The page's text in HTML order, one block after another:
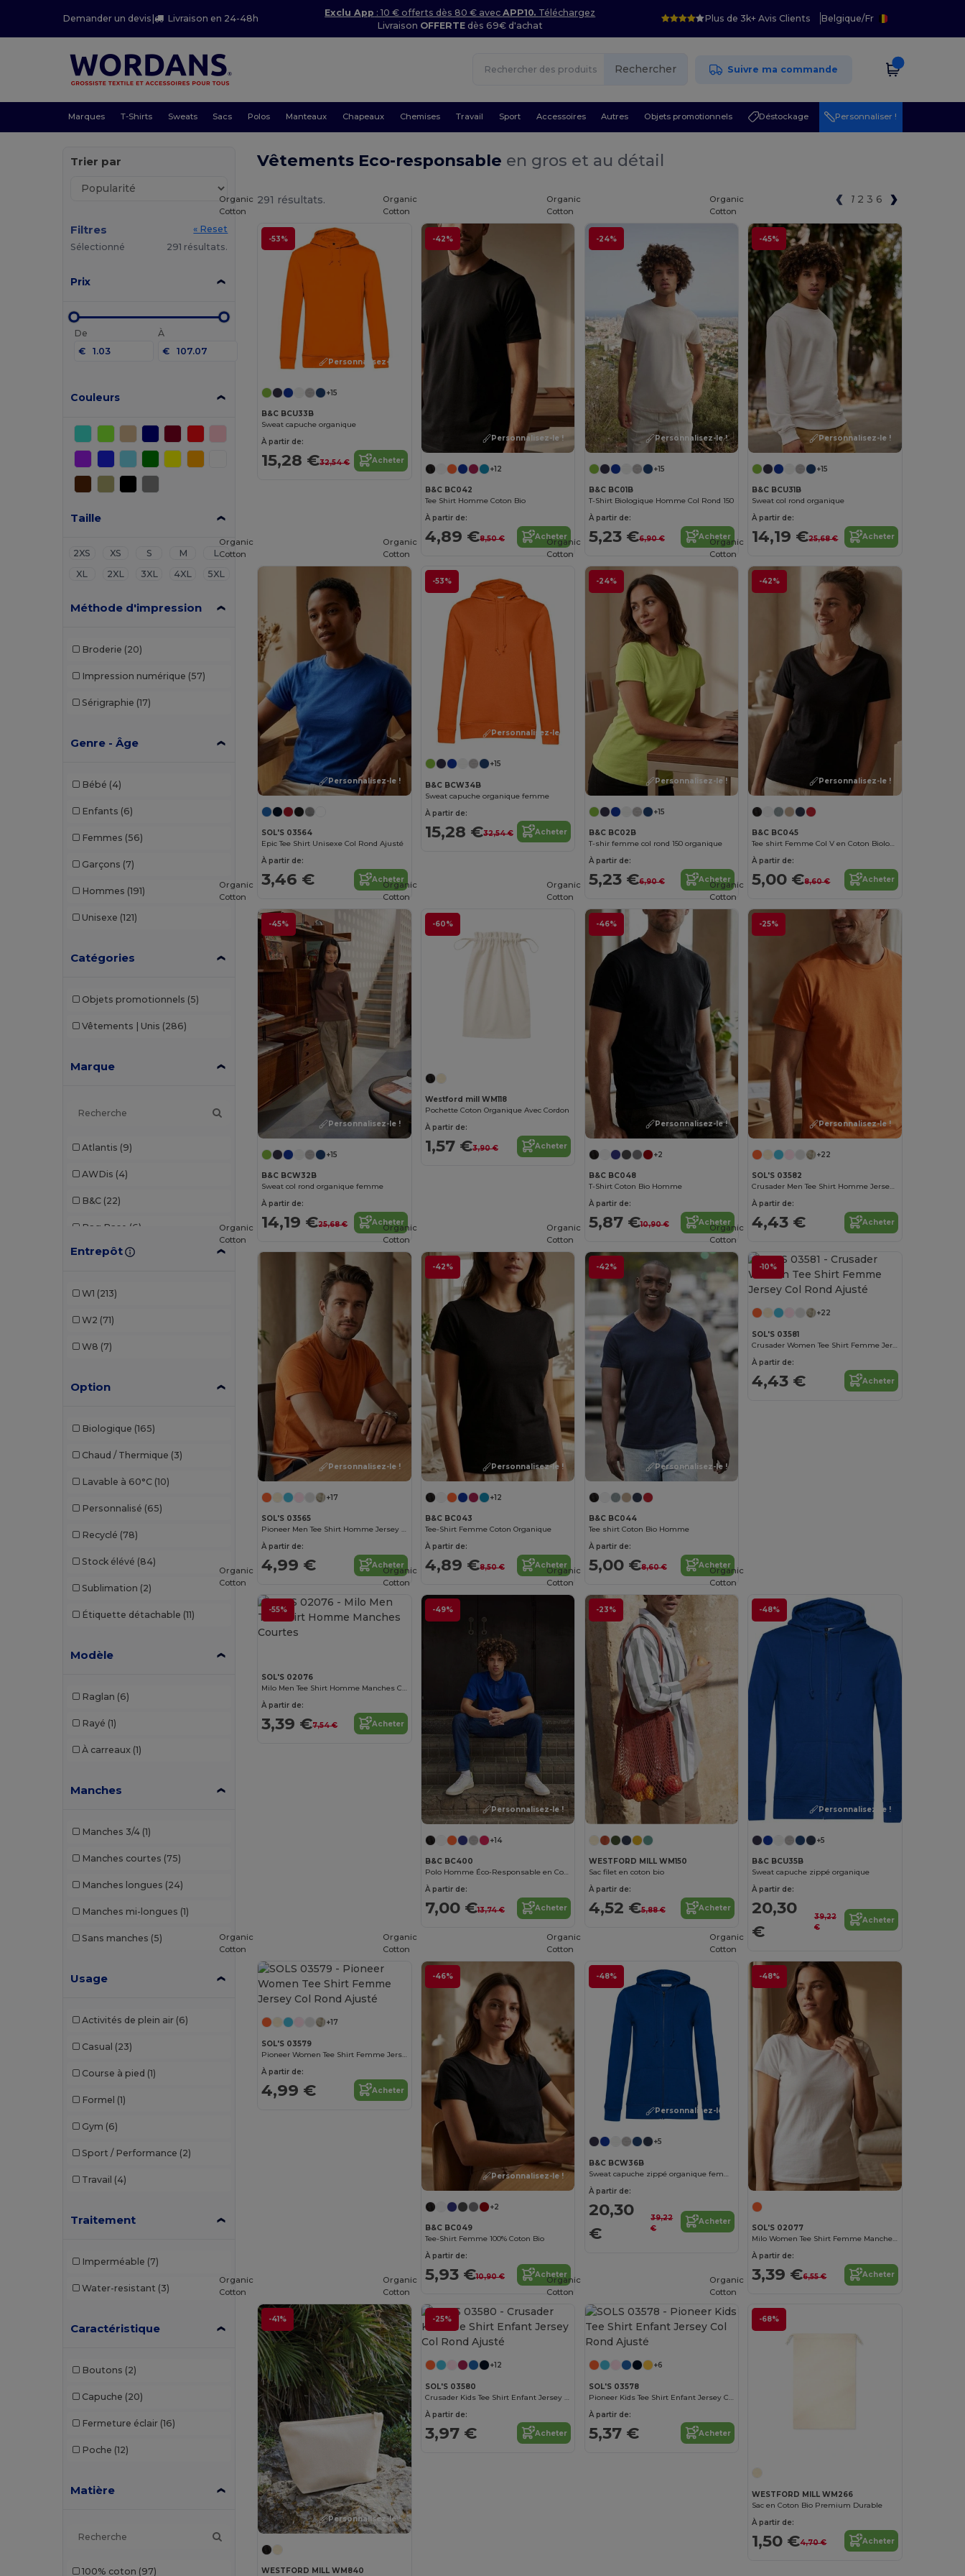
Demander un devis | Livraison en 24-48h
Exclu App : 10 € offerts dès 80 € avecAPP10. Téléchargez
Livraison OFFERTE dès 69€ d'achat
Plus de 3k+ Avis Clients Belgique/Fr
Rechercher Suivre ma commande
Marques T-Shirts Sweats Sacs Polos Manteaux Chapeaux Chemises Travail Sport Accessoires Autres Objets promotionnels Déstockage Personnaliser !
Trier par
Filtres
« Reset
Sélectionné
291 résultats.
Prix
De
€
À
€
Couleurs
Taille
2XS XS S M
L
XL
2XL 3XL 4XL 5XL
Méthode d'impression
Broderie (20)
Impression numérique (57)
Sérigraphie (17)
Genre - Âge
Bébé (4)
Enfants (6)
Femmes (56)
Garçons (7)
Hommes (191)
Unisexe (121)
Catégories
Objets promotionnels (5)
Vêtements | Unis (286)
Marque
Atlantis (9)
AWDis (4)
B&C (22)
Bag Base (6)
Beechfield (4)
Flexfit
Russell
Velilla (1)
Entrepôt
W1 (213)
W2 (71)
W8 (7)
Option
Biologique (165)
Chaud / Thermique (3)
Lavable à 60°C (10)
Personnalisé (65)
Recyclé (78)
Stock élévé (84)
Sublimation (2)
Étiquette détachable (11)
Modèle
Raglan (6)
Rayé (1)
À carreaux (1)
Manches
Manches 3/4 (1)
Manches courtes (75)
Manches longues (24)
Manches mi-longues (1)
Sans manches (5)
Usage
Activités de plein air (6)
Casual (23)
Course à pied (1)
Formel (1)
Gym (6)
Sport / Performance (2)
Travail (4)
Traitement
Imperméable (7)
Water-resistant (3)
Caractéristique
Boutons (2)
Capuche (20)
Fermeture éclair (16)
Poche (12)
Matière
100% coton (97)
Vêtements Eco-responsable en gros et au détail
291 résultats. 1 2 3 6
-53%
Organic
Cotton
Personnalisez-le !
+15
B&C BCU33B
Sweat capuche organique
À partir de:
15,28 €32,54 € Acheter
-42%
Organic
Cotton
Personnalisez-le !
+12
B&C BC042
Tee Shirt Homme Coton Bio
À partir de:
4,89 €8,50 € Acheter
-24%
Organic
Cotton
Personnalisez-le !
+15
B&C BC01B
T-Shirt Biologique Homme Col Rond 150
À partir de:
5,23 €6,90 € Acheter
-45%
Organic
Cotton
Personnalisez-le !
+15
B&C BCU31B
Sweat col rond organique
À partir de:
14,19 €25,68 € Acheter
Organic
Cotton
Personnalisez-le !
SOL'S 03564
Epic Tee Shirt Unisexe Col Rond Ajusté
À partir de:
3,46 € Acheter
-53%
Organic
Cotton
Personnalisez-le !
+15
B&C BCW34B
Sweat capuche organique femme
À partir de:
15,28 €32,54 € Acheter
-24%
Organic
Cotton
Personnalisez-le !
+15
B&C BC02B
T-shir femme col rond 150 organique
À partir de:
5,23 €6,90 € Acheter
-42%
Organic
Cotton
Personnalisez-le !
B&C BC045
Tee shirt Femme Col V en Coton Biologique
À partir de:
5,00 €8,60 € Acheter
-45%
Organic
Cotton
Personnalisez-le !
+15
B&C BCW32B
Sweat col rond organique femme
À partir de:
14,19 €25,68 € Acheter
-60%
Organic
Cotton
Westford mill WM118
Pochette Coton Organique Avec Cordon
À partir de:
1,57 €3,90 € Acheter
-46%
Organic
Cotton
Personnalisez-le !
+2
B&C BC048
T-Shirt Coton Bio Homme
À partir de:
5,87 €10,90 € Acheter
-25%
Organic
Cotton
Personnalisez-le !
+22
SOL'S 03582
Crusader Men Tee Shirt Homme Jersey Col Rond Ajusté
À partir de:
4,43 € Acheter
Organic
Cotton
Personnalisez-le !
+17
SOL'S 03565
Pioneer Men Tee Shirt Homme Jersey Col Rond Ajusté
À partir de:
4,99 € Acheter
-42%
Organic
Cotton
Personnalisez-le !
+12
B&C BC043
Tee-Shirt Femme Coton Organique
À partir de:
4,89 €8,50 € Acheter
-42%
Organic
Cotton
Personnalisez-le !
B&C BC044
Tee shirt Coton Bio Homme
À partir de:
5,00 €8,60 € Acheter
-10%
Organic
Cotton
+22
SOL'S 03581
Crusader Women Tee Shirt Femme Jersey Col Rond Ajusté
À partir de:
4,43 € Acheter
-55%
Organic
Cotton
SOL'S 02076
Milo Men Tee Shirt Homme Manches Courtes
À partir de:
3,39 €7,54 € Acheter
-49%
Organic
Cotton
Personnalisez-le !
+14
B&C BC400
Polo Homme Éco-Responsable en Coton Bio
À partir de:
7,00 €13,74 € Acheter
-23%
Organic
Cotton
WESTFORD MILL WM150
Sac filet en coton bio
À partir de:
4,52 €5,88 € Acheter
-48%
Organic
Cotton
Personnalisez-le !
+5
B&C BCU35B
Sweat capuche zippé organique
À partir de:
20,30
€
39,22
€
Acheter
Organic
Cotton
+17
SOL'S 03579
Pioneer Women Tee Shirt Femme Jersey Col Rond Ajusté
À partir de:
4,99 € Acheter
-46%
Organic
Cotton
Personnalisez-le !
+2
B&C BC049
Tee-Shirt Femme 100% Coton Bio
À partir de:
5,93 €10,90 € Acheter
-48%
Organic
Cotton
Personnalisez-le !
+5
B&C BCW36B
Sweat capuche zippé organique femme
À partir de:
20,30
€
39,22
€
Acheter
-48%
Organic
Cotton
SOL'S 02077
Milo Women Tee Shirt Femme Manches Courtes
À partir de:
3,39 €6,55 € Acheter
-41%
Organic
Cotton
Personnalisez-le !
WESTFORD MILL WM840
-25%
Organic
Cotton
Personnalisez-le !
+12
SOL'S 03580
Crusader Kids Tee Shirt Enfant Jersey Col Rond Ajusté
À partir de:
3,97 € Acheter
Organic
Cotton
Personnalisez-le !
+6
SOL'S 03578
Pioneer Kids Tee Shirt Enfant Jersey Col Rond Ajusté
À partir de:
5,37 € Acheter
-68%
Organic
Cotton
WESTFORD MILL WM266
Sac en Coton Bio Premium Durable
À partir de:
1,50 €4,70 € Acheter